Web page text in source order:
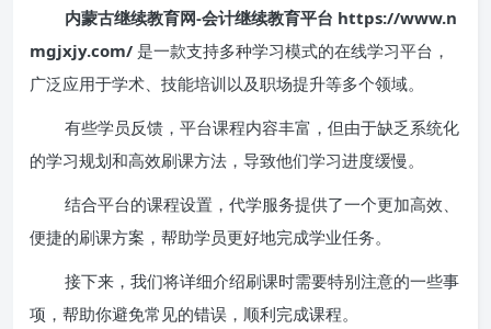
内蒙古继续教育网-会计继续教育平台 https://www.n
mgjxjy.com/ 是一款支持多种学习模式的在线学习平台，
广泛应用于学术、技能培训以及职场提升等多个领域。
有些学员反馈，平台课程内容丰富，但由于缺乏系统化
的学习规划和高效刷课方法，导致他们学习进度缓慢。
结合平台的课程设置，代学服务提供了一个更加高效、
便捷的刷课方案，帮助学员更好地完成学业任务。
接下来，我们将详细介绍刷课时需要特别注意的一些事
项，帮助你避免常见的错误，顺利完成课程。